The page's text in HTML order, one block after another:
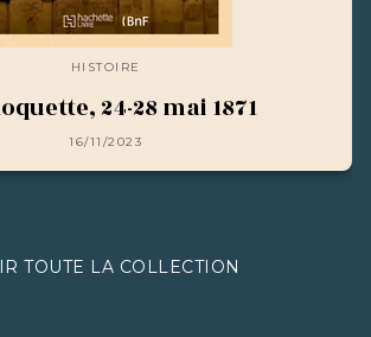
HISTOIRE
24-28 mai 1871
16/11/2023
TOUTE LA COLLECTION